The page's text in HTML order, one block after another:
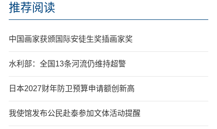
推荐阅读
中国画家获颁国际安徒生奖插画家奖
水利部：全国13条河流仍维持超警
日本2027财年防卫预算申请额创新高
我使馆发布公民赴泰参加文体活动提醒